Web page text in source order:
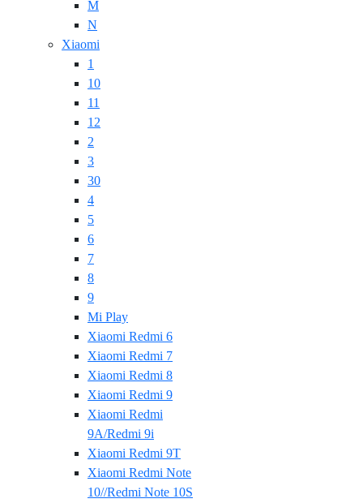
M
N
Xiaomi
1
10
11
12
2
3
30
4
5
6
7
8
9
Mi Play
Xiaomi Redmi 6
Xiaomi Redmi 7
Xiaomi Redmi 8
Xiaomi Redmi 9
Xiaomi Redmi
9A/Redmi 9i
Xiaomi Redmi 9T
Xiaomi Redmi Note
10//Redmi Note 10S